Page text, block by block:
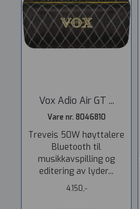
Vox Adio Air GT ...
Vare nr. 8046810
Treveis 50W høyttalere
Bluetooth til
musikkavspilling og
editering av lyder...
4.150,-